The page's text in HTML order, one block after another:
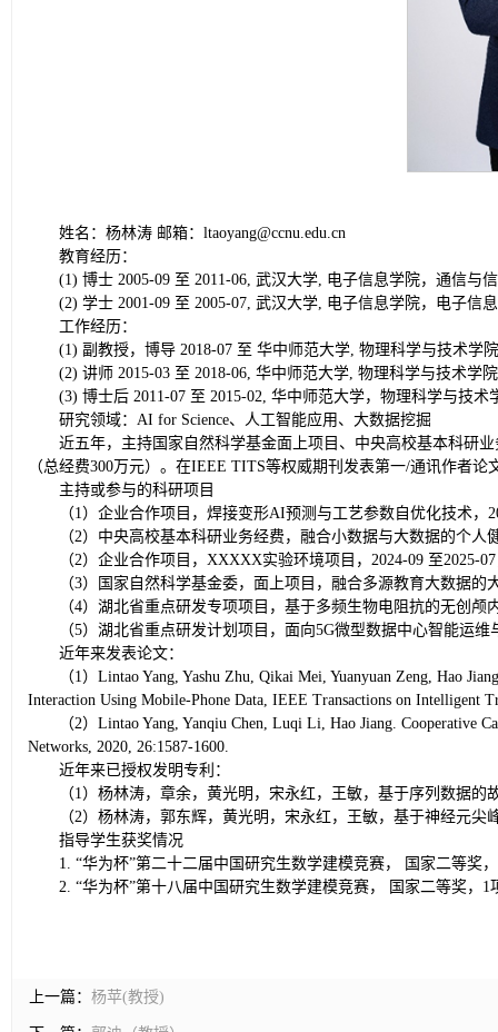
姓名：杨林涛 邮箱：ltaoyang@ccnu.edu.cn
教育经历：
(1) 博士 2005-09 至 2011-06, 武汉大学, 电子信息学院，通信与
(2) 学士 2001-09 至 2005-07, 武汉大学, 电子信息学院，电子信
工作经历：
(1) 副教授，博导 2018-07 至 华中师范大学, 物理科学与技术学院
(2) 讲师 2015-03 至 2018-06, 华中师范大学, 物理科学与技术学院
(3) 博士后 2011-07 至 2015-02, 华中师范大学，物理科学与技术
研究领域：AI for Science、人工智能应用、大数据挖掘
近五年，主持国家自然科学基金面上项目、中央高校基本科研
（总经费300万元）。在IEEE TITS等权威期刊发表第一/通讯作者
主持或参与的科研项目
（1）企业合作项目，焊接变形AI预测与工艺参数自优化技术，
（2）中央高校基本科研业务经费，融合小数据与大数据的个
（2）企业合作项目，XXXXX实验环境项目，2024-09 至2025-
（3）国家自然科学基金委，面上项目，融合多源教育大数据
（4）湖北省重点研发专项项目，基于多频生物电阻抗的无创
（5）湖北省重点研发计划项目，面向5G微型数据中心智能运
近年来发表论文：
（1）Lintao Yang, Yashu Zhu, Qikai Mei, Yuanyuan Zeng, Hao
Interaction Using Mobile-Phone Data, IEEE Transactions on Intelligent
（2）Lintao Yang, Yanqiu Chen, Luqi Li, Hao Jiang. Cooperative
Networks, 2020, 26:1587-1600.
近年来已授权发明专利：
（1）杨林涛，章余，黄光明，宋永红，王敏，基于序列数据的
（2）杨林涛，郭东辉，黄光明，宋永红，王敏，基于神经元尖
指导学生获奖情况
1. “华为杯”第二十二届中国研究生数学建模竞赛， 国家二等奖
2. “华为杯”第十八届中国研究生数学建模竞赛， 国家二等奖，1
上一篇： 杨苹(教授)